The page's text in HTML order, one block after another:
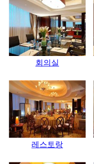
회의실
레스토랑